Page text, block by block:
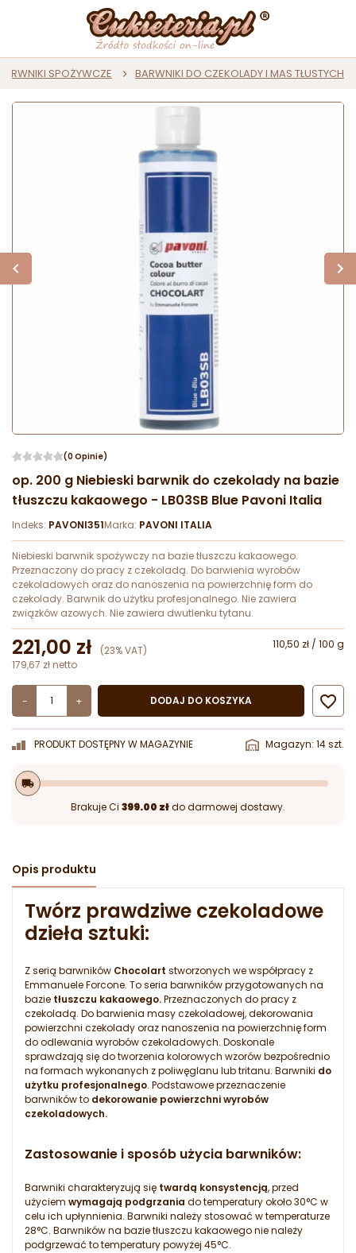
SPOŻYWCZE BARWNIKI DO CZEKOLADY I MAS TŁUSTYCH
(0 Opinie)
op. 200 g Niebieski barwnik do czekolady na bazie
tłuszczu kakaowego - LB03SB Blue Pavoni Italia
Indeks: PAVONI351Marka: PAVONI ITALIA
Niebieski barwnik spożywczy na bazie tłuszczu kakaowego.
Przeznaczony do pracy z czekoladą. Do barwienia wyrobów
czekoladowych oraz do nanoszenia na powierzchnię form do
czekolady. Barwnik do użytku profesjonalnego. Nie zawiera
związków azowych. Nie zawiera dwutlenku tytanu.
221,00 zł (23% VAT)
110,50 zł / 100 g
179,67 zł netto
- + DODAJ DO KOSZYKA 
PRODUKT DOSTĘPNY W MAGAZYNIE Magazyn: 14 szt.
local_shipping
Brakuje Ci 399.00 złdo darmowej dostawy.
Opis produktu
Twórz prawdziwe czekoladowe
dzieła sztuki:
Z serią barwników Chocolart stworzonych we współpracy z
Emmanuele Forcone. To seria barwników przygotowanych na
bazie tłuszczu kakaowego.Przeznaczonych do pracy z
czekoladą. Do barwienia masy czekoladowej, dekorowania
powierzchni czekolady oraz nanoszenia na powierzchnię form
do odlewania wyrobów czekoladowych. Doskonale
sprawdzają się do tworzenia kolorowych wzorów bezpośrednio
na formach wykonanych z poliwęglanu lub tritanu. Barwniki do
użytku profesjonalnego. Podstawowe przeznaczenie
barwników to dekorowanie powierzchni wyrobów
czekoladowych.
Zastosowanie i sposób użycia barwników:
Barwniki charakteryzują się twardą konsystencją, przed
użyciem wymagają podgrzania do temperatury około 30°C w
celu ich upłynnienia. Barwniki należy stosować w temperaturze
28°C. Barwników na bazie tłuszczu kakaowego nie należy
podgrzewać to temperatury powyżej 45°C.